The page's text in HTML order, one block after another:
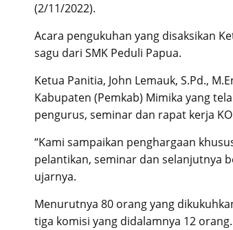
(2/11/2022).
Acara pengukuhan yang disaksikan
sagu dari SMK Peduli Papua.
Ketua Panitia, John Lemauk, S.Pd.,
Kabupaten (Pemkab) Mimika yang
pengurus, seminar dan rapat kerja
“Kami sampaikan penghargaan
pelantikan, seminar dan selanjutnya
ujarnya.
Menurutnya 80 orang yang
tiga komisi yang didalamnya 12